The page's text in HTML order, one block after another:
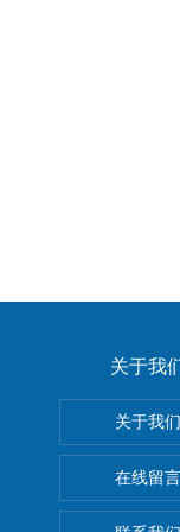
关于我
关于我们
在线留言